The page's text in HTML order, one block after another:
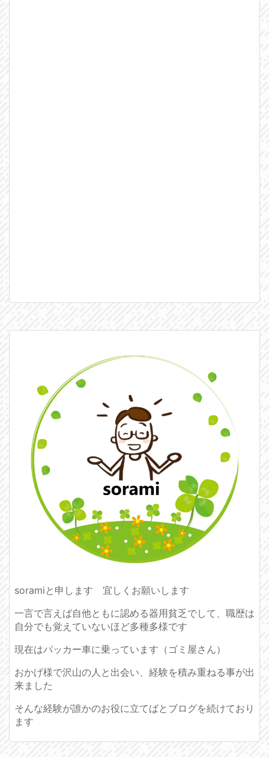
soramiと申します 宜しくお願いします
一言で言えば自他ともに認める器用貧乏でして、職歴は
自分でも覚えていないほど多種多様です
現在はパッカー車に乗っています（ゴミ屋さん）
おかげ様で沢山の人と出会い、経験を積み重ねる事が出
来ました
そんな経験が誰かのお役に立てばとブログを続けており
ます